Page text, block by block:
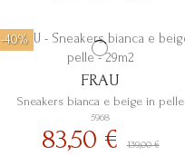
-40%
Sneakers bianca e beige in pelle
FRAU
5968
83,50 €139,00 €